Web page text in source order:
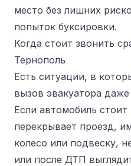
место без лишних
попыток буксировки.
Когда стоит звонить
Тернополь
Есть ситуации, в
вызов эвакуатора
Если автомобиль
перекрывает проезд,
колесо или подвеску,
или после ДТП